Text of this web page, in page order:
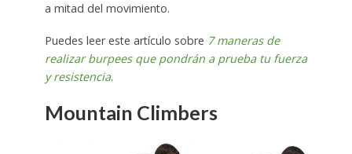
a mitad del movimiento.
Puedes leer este artículo sobre 7 maneras de
realizar burpees que pondrán a prueba tu fuerza
y resistencia.
Mountain Climbers